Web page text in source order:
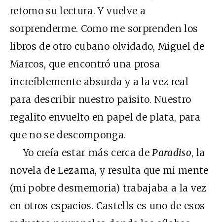
retomo su lectura. Y vuelve a
sorprenderme. Como me sorprenden los
libros de otro cubano olvidado, Miguel de
Marcos, que encontró una prosa
increíblemente absurda y a la vez real
para describir nuestro paisito. Nuestro
regalito envuelto en papel de plata, para
que no se descomponga.
Yo creía estar más cerca deParadiso, la
novela de Lezama, y resulta que mi mente
(mi pobre desmemoria) trabajaba a la vez
en otros espacios. Castells es uno de esos